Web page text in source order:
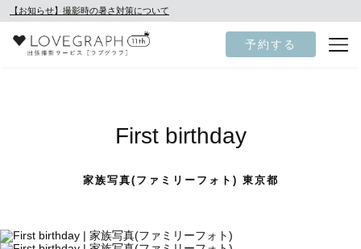
【お知らせ】撮影時の暑さ対策について
予約する
First birthday
家族写真(ファミリーフォト) 東京都